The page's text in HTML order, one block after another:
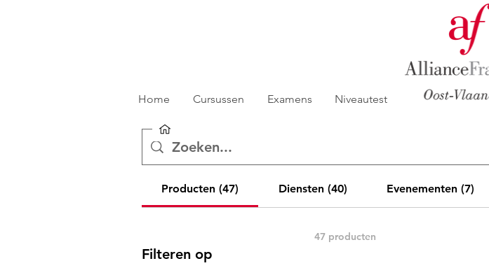
Home Cursussen Examens Niveautest
Producten (47) Diensten (40) Evenementen (7)
Filteren op
47 producten